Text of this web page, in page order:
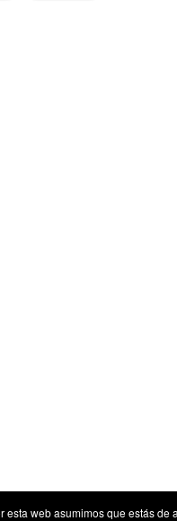
web asumimos que estás de